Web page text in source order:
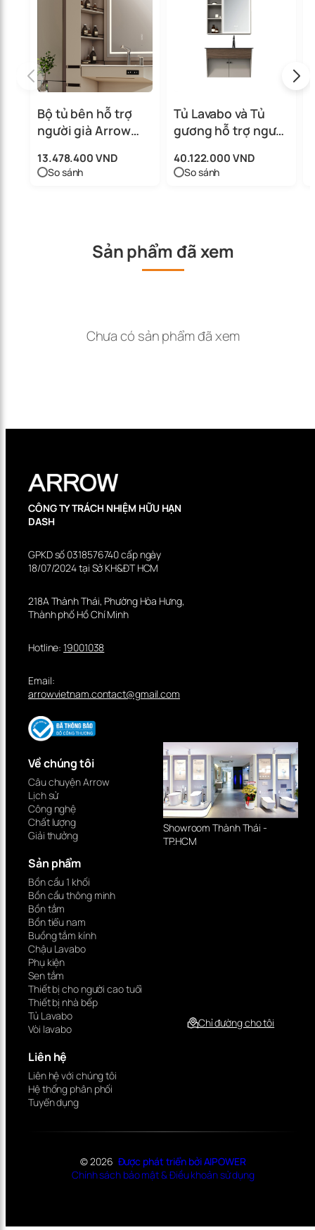
Bộ tủ bên hỗ trợ
người già Arrow
13.478.400 VND
So sánh
Tủ Lavabo và Tủ
gương hỗ trợ người
AFZYSGGQ01/AFZP
01-AFZYSGYJ01
40.122.000 VND
So sánh
Sản phẩm đã xem
Chưa có sản phẩm đã xem
CÔNG TY TRÁCH NHIỆM HỮU HẠN
DASH
GPKD số 0318576740 cấp ngày
18/07/2024 tại Sở KH&ĐT HCM
218A Thành Thái, Phường Hòa Hưng,
Thành phố Hồ Chí Minh
Hotline:19001038
Email:
arrowvietnam.contact@gmail.com
Về chúng tôi
Câu chuyện Arrow
Lịch sử
Công nghệ
Chất lượng
Giải thưởng
Sản phẩm
Bồn cầu 1 khối
Bồn cầu thông minh
Bồn tắm
Bồn tiểu nam
Buồng tắm kính
Chậu Lavabo
Phụ kiện
Sen tắm
Thiết bị cho người cao tuổi
Thiết bị nhà bếp
Tủ Lavabo
Vòi lavabo
Liên hệ
Liên hệ với chúng tôi
Hệ thống phân phối
Tuyển dụng
Showroom Thành Thái -
TP.HCM
Chỉ đường cho tôi
© 2026 Được phát triển bởi AIPOWER
Chính sách bảo mật & Điều khoản sử dụng